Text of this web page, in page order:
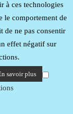
-
à ces technologies
le comportement de
de ne pas consentir
effet négatif sur
savoir plus